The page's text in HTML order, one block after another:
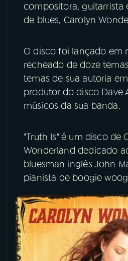
ACOMPANHE A RÁDIO NACIONAL
Instagram X
TikTok
compositora, guitarrista
de blues, Carolyn
O disco foi lançado em
recheado de doze
temas de sua autoria
produtor do disco Dave
músicos da sua banda.
"Truth Is" é um disco de
Wonderland dedicado
bluesman inglês John
pianista de boogie